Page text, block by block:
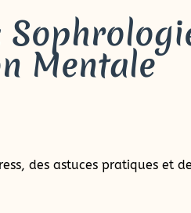
Mentale
des astuces pratiques et